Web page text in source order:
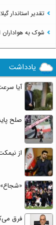
تقدیر استاندار
شوک به هواداران
یادداشت
آیا
صلح
از
فرق